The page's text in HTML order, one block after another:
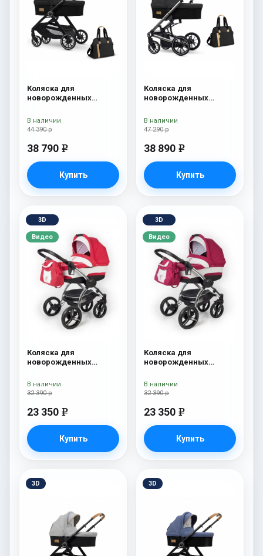
Коляска для
новорожденных
сумка Onyx
44 390 р
38 790 e
Купить
В наличии
Коляска для
новорожденных
Onyx
47 290 р
38 890 e
Купить
В наличии
3D
Видео
Коляска для
новорожденных
Chrome) Red Lux
32 390 р
23 350 e
Купить
В наличии
3D
Видео
Коляска для
новорожденных
Chrome) Borduex
32 390 р
23 350 e
Купить
В наличии
3D 3D